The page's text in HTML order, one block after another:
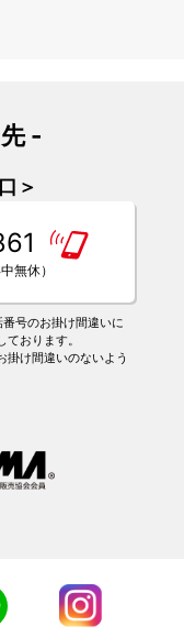
-
＞
無休）
号のお掛け間違いに
おります。
掛け間違いのないよう